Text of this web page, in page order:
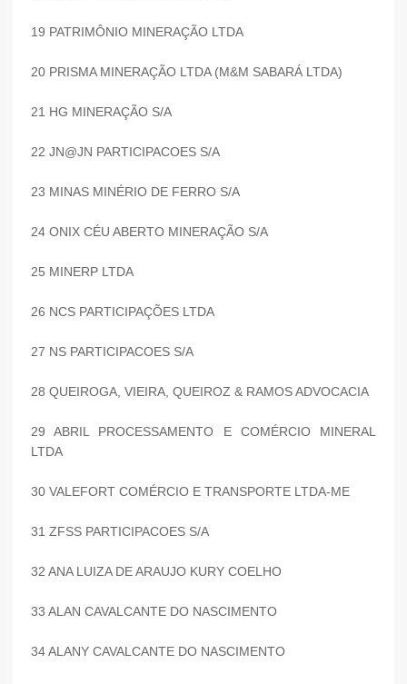
19 PATRIMÔNIO MINERAÇÃO LTDA
20 PRISMA MINERAÇÃO LTDA (M&M SABARÁ LTDA)
21 HG MINERAÇÃO S/A
22 JN@JN PARTICIPACOES S/A
23 MINAS MINÉRIO DE FERRO S/A
24 ONIX CÉU ABERTO MINERAÇÃO S/A
25 MINERP LTDA
26 NCS PARTICIPAÇÕES LTDA
27 NS PARTICIPACOES S/A
28 QUEIROGA, VIEIRA, QUEIROZ & RAMOS ADVOCACIA
29 ABRIL PROCESSAMENTO E COMÉRCIO MINERAL
LTDA
30 VALEFORT COMÉRCIO E TRANSPORTE LTDA-ME
31 ZFSS PARTICIPACOES S/A
32 ANA LUIZA DE ARAUJO KURY COELHO
33 ALAN CAVALCANTE DO NASCIMENTO
34 ALANY CAVALCANTE DO NASCIMENTO